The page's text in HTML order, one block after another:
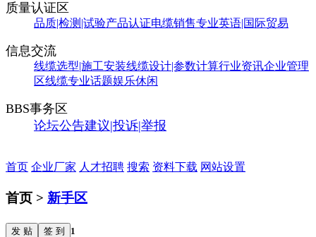
质量认证区
品质|检测|试验产品认证电缆销售专业英语|国际贸易
信息交流
线缆选型|施工安装线缆设计|参数计算行业资讯企业管理
区线缆专业话题娱乐休闲
BBS事务区
论坛公告建议|投诉|举报
首页 企业厂家 人才招聘 搜索 资料下载 网站设置
首页 > 新手区
发 贴 签 到 1